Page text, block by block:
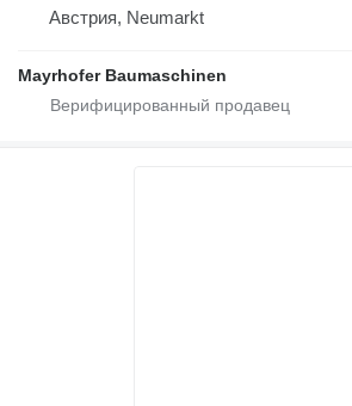
Австрия, Neumarkt
Mayrhofer Baumaschinen